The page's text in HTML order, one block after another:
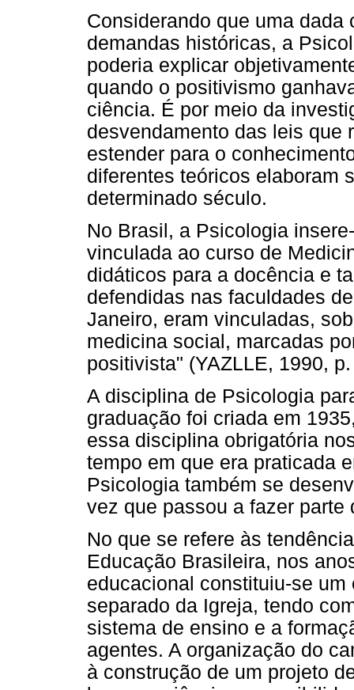
Considerando que uma
demandas históricas, a
poderia explicar
quando o positivismo
ciência. É por meio da
desvendamento das leis que
estender para o
diferentes teóricos elaboram
determinado século.
No Brasil, a Psicologia
vinculada ao curso de
didáticos para a docência e
defendidas nas faculdades
Janeiro, eram vinculadas,
medicina social, marcadas
positivista" (YAZLLE, 1990,
A disciplina de Psicologia
graduação foi criada em
essa disciplina obrigatória
tempo em que era praticada
Psicologia também se
vez que passou a fazer
No que se refere às
Educação Brasileira, nos
educacional constituiu-se
separado da Igreja, tendo
sistema de ensino e a
agentes. A organização do
à construção de um projeto